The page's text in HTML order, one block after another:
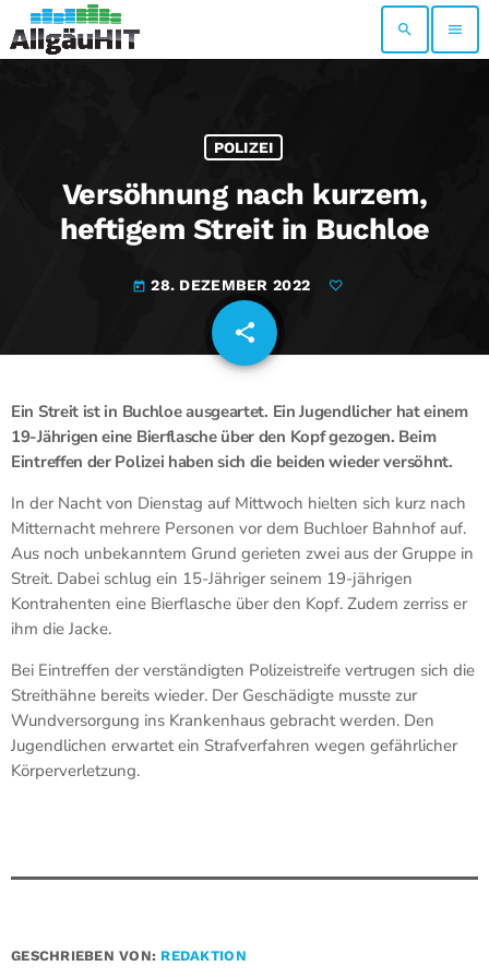
search menu
POLIZEI
Versöhnung nach kurzem,
heftigem Streit in Buchloe
today 28. DEZEMBER 2022
share
email
Ein Streit ist in Buchloe ausgeartet. Ein Jugendlicher hat einem
19-Jährigen eine Bierflasche über den Kopf gezogen. Beim
Eintreffen der Polizei haben sich die beiden wieder versöhnt.
In der Nacht von Dienstag auf Mittwoch hielten sich kurz nach
Mitternacht mehrere Personen vor dem Buchloer Bahnhof auf.
Aus noch unbekanntem Grund gerieten zwei aus der Gruppe in
Streit. Dabei schlug ein 15-Jähriger seinem 19-jährigen
Kontrahenten eine Bierflasche über den Kopf. Zudem zerriss er
ihm die Jacke.
Bei Eintreffen der verständigten Polizeistreife vertrugen sich die
Streithähne bereits wieder. Der Geschädigte musste zur
Wundversorgung ins Krankenhaus gebracht werden. Den
Jugendlichen erwartet ein Strafverfahren wegen gefährlicher
Körperverletzung.
GESCHRIEBEN VON: REDAKTION